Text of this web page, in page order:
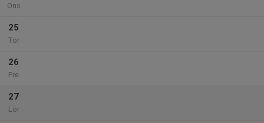
Ons
25
Tor
26
Fre
27
Lör